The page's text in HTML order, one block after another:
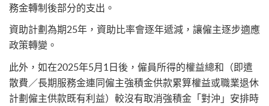
務金轉制後部分的支出。
資助計劃為期25年，資助比率會逐年遞減，讓僱主逐步適應
政策轉變。
此外，如在2025年5月1日後，僱員所得的權益總和（即遣
散費／長期服務金連同僱主強積金供款累算權益或職業退休
計劃僱主供款既有利益）較沒有取消強積金「對沖」安排時